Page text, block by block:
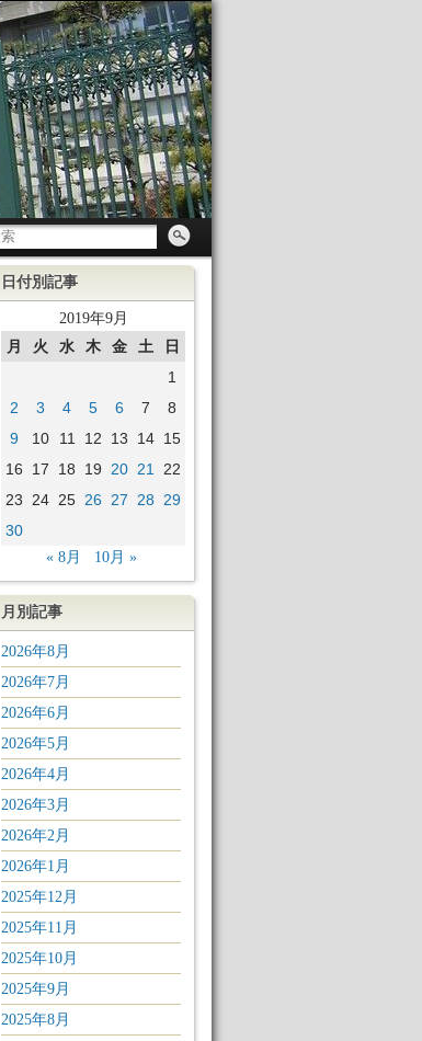
日付別記事
2019年9月
月 火 水 木 金 土
日
1
2
3 4 5 6 7
8
9
10 11 12 13 14 15
16
17 18 19 20 21
22
23
24 25 26 27 28
29
30
« 8月 10月 »
月別記事
2026年8月
2026年7月
2026年6月
2026年5月
2026年4月
2026年3月
2026年2月
2026年1月
2025年12月
2025年11月
2025年10月
2025年9月
2025年8月